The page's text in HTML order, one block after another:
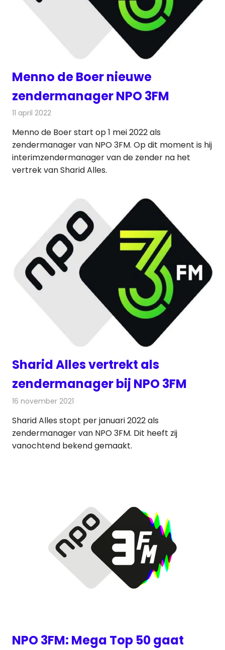
Menno de Boer nieuwe
zendermanager NPO 3FM
11 april 2022
Menno de Boer start op 1 mei 2022 als
zendermanager van NPO 3FM. Op dit moment is hij
interimzendermanager van de zender na het
vertrek van Sharid Alles.
Sharid Alles vertrekt als
zendermanager bij NPO 3FM
16 november 2021
Sharid Alles stopt per januari 2022 als
zendermanager van NPO 3FM. Dit heeft zij
vanochtend bekend gemaakt.
NPO 3FM: Mega Top 50 gaat